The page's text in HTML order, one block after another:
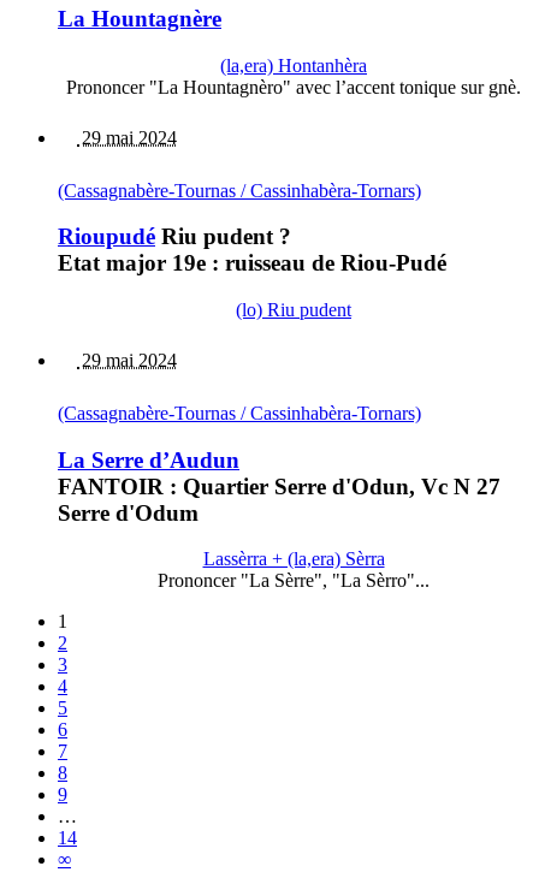
La Hountagnère
(la,era) Hontanhèra
Prononcer "La Hountagnèro" avec l’accent tonique sur gnè.
29 mai 2024
(Cassagnabère-Tournas / Cassinhabèra-Tornars)
Rioupudé Riu pudent ?
Etat major 19e : ruisseau de Riou-Pudé
(lo) Riu pudent
29 mai 2024
(Cassagnabère-Tournas / Cassinhabèra-Tornars)
La Serre d’Audun
FANTOIR : Quartier Serre d'Odun, Vc N 27
Serre d'Odum
Lassèrra + (la,era) Sèrra
Prononcer "La Sèrre", "La Sèrro"...
1
2
3
4
5
6
7
8
9
…
14
∞